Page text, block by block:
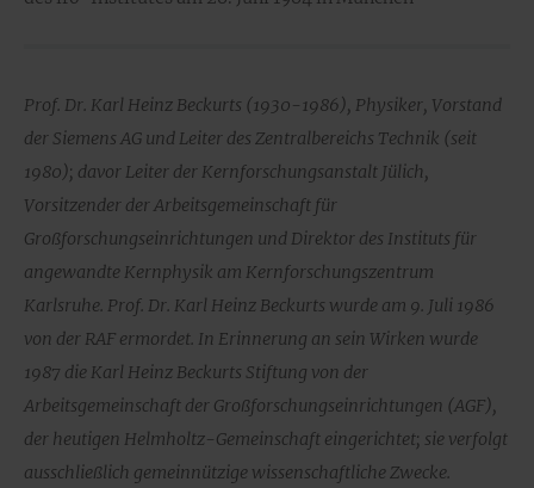
Prof. Dr. Karl Heinz Beckurts (1930-1986), Physiker, Vorstand
der Siemens AG und Leiter des Zentralbereichs Technik (seit
1980); davor Leiter der Kernforschungsanstalt Jülich,
Vorsitzender der Arbeitsgemeinschaft für
Großforschungseinrichtungen und Direktor des Instituts für
angewandte Kernphysik am Kernforschungszentrum
Karlsruhe. Prof. Dr. Karl Heinz Beckurts wurde am 9. Juli 1986
von der RAF ermordet. In Erinnerung an sein Wirken wurde
1987 die Karl Heinz Beckurts Stiftung von der
Arbeitsgemeinschaft der Großforschungseinrichtungen (AGF),
der heutigen Helmholtz-Gemeinschaft eingerichtet; sie verfolgt
ausschließlich gemeinnützige wissenschaftliche Zwecke.